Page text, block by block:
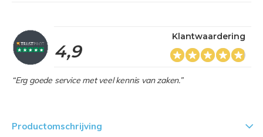
4,9
Klantwaardering
“Erg goede service met veel kennis van zaken.”
Productomschrijving